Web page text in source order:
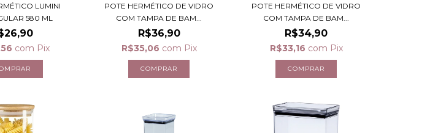
LUMINI
580 ML
com Pix
POTE HERMÉTICO DE VIDRO
COM TAMPA DE BAM...
R$36,90
R$35,06 com Pix
POTE HERMÉTICO DE VIDRO
COM TAMPA DE BAM...
R$34,90
R$33,16 com Pix